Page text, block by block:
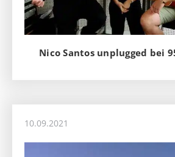
Nico Santos unplugged bei
10.09.2021